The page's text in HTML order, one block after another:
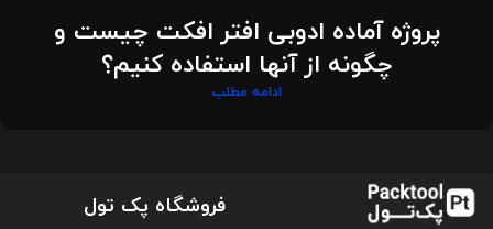
پروژه آماده ادوبی افتر افکت چیست و
چگونه از آنها استفاده کنیم؟
ادامه مطلب
فروشگاه پک تول